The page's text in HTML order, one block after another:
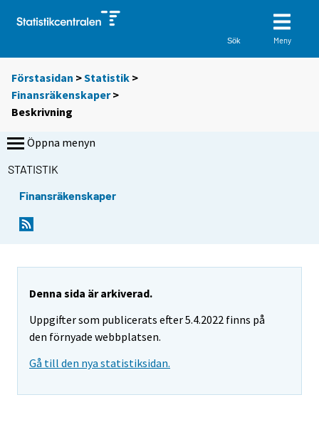
Sök Meny
Förstasidan >Statistik >
Finansräkenskaper>
Beskrivning
Öppna menyn
STATISTIK
Finansräkenskaper
Denna sida är arkiverad.
Uppgifter som publicerats efter 5.4.2022 finns på
den förnyade webbplatsen.
Gå till den nya statistiksidan.